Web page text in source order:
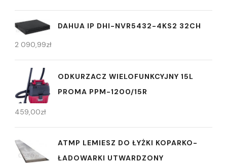
DAHUA IP DHI-NVR5432-4KS2 32CH
2 090,99zł
ODKURZACZ WIELOFUNKCYJNY 15L
PROMA PPM-1200/15R
459,00zł
ATMP LEMIESZ DO ŁYŻKI KOPARKO-
ŁADOWARKI UTWARDZONY